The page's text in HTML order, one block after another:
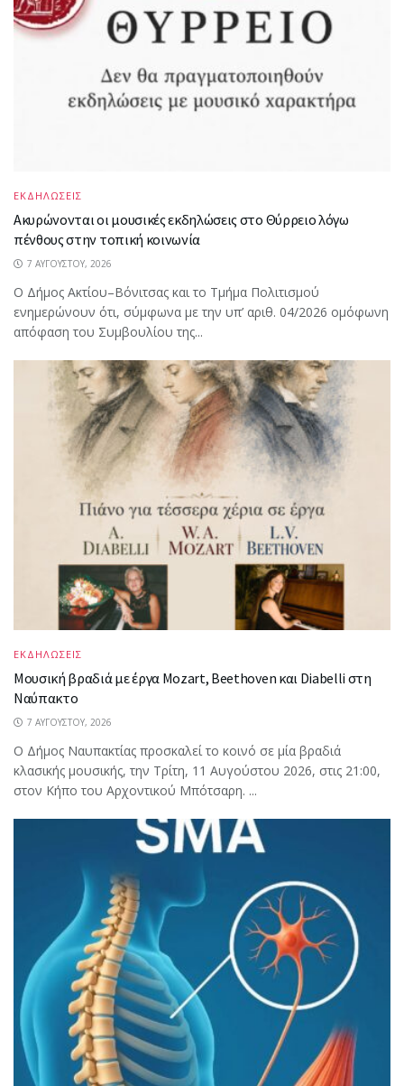
ΕΚΔΗΛΩΣΕΙΣ
Ακυρώνονται οι μουσικές εκδηλώσεις στο Θύρρειο λόγω
πένθους στην τοπική κοινωνία
7 ΑΥΓΟΎΣΤΟΥ, 2026
Ο Δήμος Ακτίου–Βόνιτσας και το Τμήμα Πολιτισμού
ενημερώνουν ότι, σύμφωνα με την υπ’ αριθ. 04/2026 ομόφωνη
απόφαση του Συμβουλίου της...
ΕΚΔΗΛΩΣΕΙΣ
Μουσική βραδιά με έργα Mozart, Beethoven και Diabelli στη
Ναύπακτο
7 ΑΥΓΟΎΣΤΟΥ, 2026
Ο Δήμος Ναυπακτίας προσκαλεί το κοινό σε μία βραδιά
κλασικής μουσικής, την Τρίτη, 11 Αυγούστου 2026, στις 21:00,
στον Κήπο του Αρχοντικού Μπότσαρη. ...